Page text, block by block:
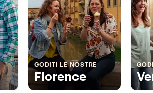
GODITI LE NOSTRE
Florence